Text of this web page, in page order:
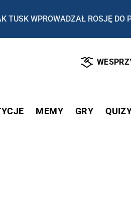
TUSK WPROWADZAŁ ROSJĘ DO
MEMY GRY